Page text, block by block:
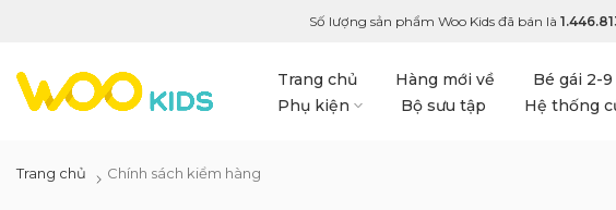
Số lượng sản phẩm Woo Kids đã bán là
Trang chủ Hàng mới về Bé gái 2-
Phụ kiện
Bộ sưu tập Hệ thống
Trang chủ Chính sách kiểm hàng